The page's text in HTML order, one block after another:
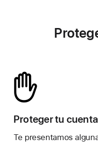
Proteger tu cuenta
Te presentamos